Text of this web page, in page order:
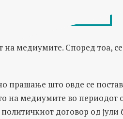
на медиумите. Според тоа,
прашање што овде се
на медиумите во
договор од